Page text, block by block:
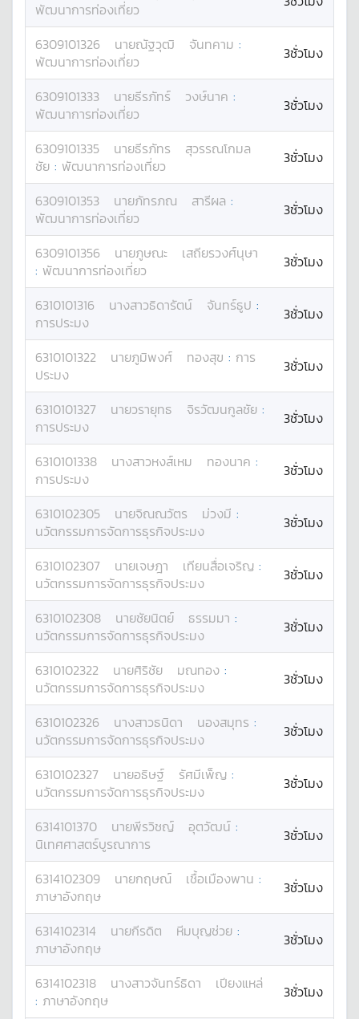
พัฒนาการท่องเที่ยว
6309101326 นายณัฐวุฒิ จันทคาม :
พัฒนาการท่องเที่ยว
3ชั่วโมง
6309101333 นายธีรภัทร์ วงษ์นาค :
พัฒนาการท่องเที่ยว
3ชั่วโมง
6309101335 นายธีรภัทร
สุวรรณโกมล
ชัย : พัฒนาการท่องเที่ยว 3ชั่วโมง
6309101353 นายภัทรภณ สารีผล :
พัฒนาการท่องเที่ยว
3ชั่วโมง
6309101356 นายภูษณะ
เสถียรวงศ์นุษา
: พัฒนาการท่องเที่ยว 3ชั่วโมง
6310101316 นางสาวธิดารัตน์ จันทร์ธูป :
การประมง
3ชั่วโมง
6310101322 นายภูมิพงศ์ ทองสุข : การ
ประมง
3ชั่วโมง
6310101327 นายวรายุทธ จิรวัฒนกูลชัย :
การประมง
3ชั่วโมง
6310101338 นางสาวหงส์เหม ทองนาค :
การประมง
3ชั่วโมง
6310102305 นายจิณณวัตร ม่วงมี :
นวัตกรรมการจัดการธุรกิจประมง
3ชั่วโมง
6310102307 นายเจษฎา เทียนสื่อเจริญ :
นวัตกรรมการจัดการธุรกิจประมง
3ชั่วโมง
6310102308 นายชัยนิตย์ ธรรมมา :
นวัตกรรมการจัดการธุรกิจประมง
3ชั่วโมง
6310102322 นายศิริชัย มณทอง :
นวัตกรรมการจัดการธุรกิจประมง
3ชั่วโมง
6310102326 นางสาวธนิดา นองสมุทร :
นวัตกรรมการจัดการธุรกิจประมง
3ชั่วโมง
6310102327 นายอธิษฐ์ รัศมีเพ็ญ :
นวัตกรรมการจัดการธุรกิจประมง
3ชั่วโมง
6314101370 นายพีรวิชญ์ อุตวัฒน์ :
นิเทศศาสตร์บูรณาการ
3ชั่วโมง
6314102309 นายกฤษณ์ เชื้อเมืองพาน :
ภาษาอังกฤษ
3ชั่วโมง
6314102314 นายกีรดิต หีมบุญช่วย :
ภาษาอังกฤษ
3ชั่วโมง
6314102318 นางสาวจันทร์ธิดา
เปียงแหล่
: ภาษาอังกฤษ 3ชั่วโมง